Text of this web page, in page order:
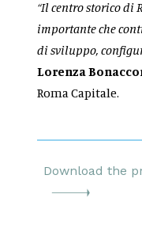
“Il centro storico di
importante che
di sviluppo,
Lorenza
Roma Capitale.
Download the